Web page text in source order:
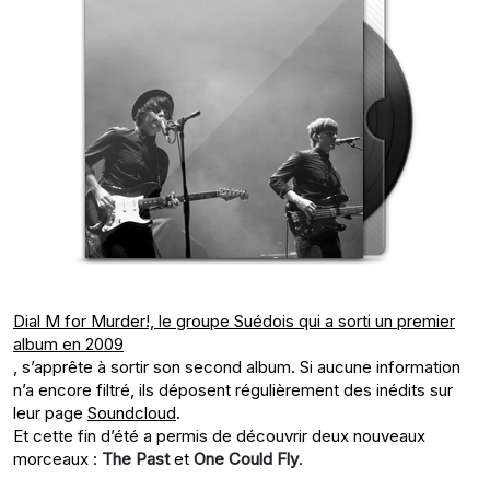
Dial M for Murder!, le groupe Suédois qui a sorti un premier
album en 2009
, s’apprête à sortir son second album. Si aucune information
n’a encore filtré, ils déposent régulièrement des inédits sur
leur page Soundcloud.
Et cette fin d’été a permis de découvrir deux nouveaux
morceaux : The Pastet One Could Fly.